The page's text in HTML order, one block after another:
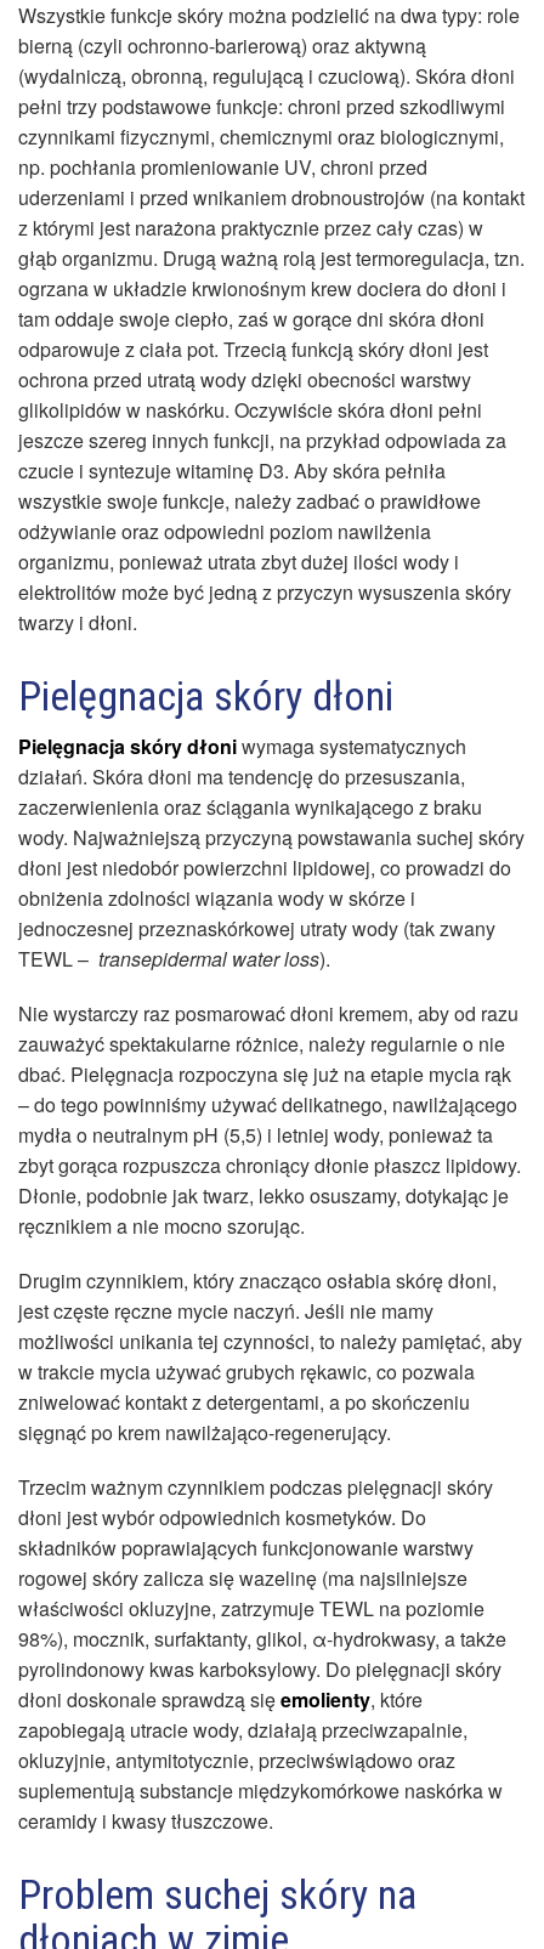
Wszystkie funkcje skóry można podzielić na dwa typy: role
bierną (czyli ochronno-barierową) oraz aktywną
(wydalniczą, obronną, regulującą i czuciową). Skóra dłoni
pełni trzy podstawowe funkcje: chroni przed szkodliwymi
czynnikami fizycznymi, chemicznymi oraz biologicznymi,
np. pochłania promieniowanie UV, chroni przed
uderzeniami i przed wnikaniem drobnoustrojów (na kontakt
z którymi jest narażona praktycznie przez cały czas) w
głąb organizmu. Drugą ważną rolą jest termoregulacja, tzn.
ogrzana w układzie krwionośnym krew dociera do dłoni i
tam oddaje swoje ciepło, zaś w gorące dni skóra dłoni
odparowuje z ciała pot. Trzecią funkcją skóry dłoni jest
ochrona przed utratą wody dzięki obecności warstwy
glikolipidów w naskórku. Oczywiście skóra dłoni pełni
jeszcze szereg innych funkcji, na przykład odpowiada za
czucie i syntezuje witaminę D3. Aby skóra pełniła
wszystkie swoje funkcje, należy zadbać o prawidłowe
odżywianie oraz odpowiedni poziom nawilżenia
organizmu, ponieważ utrata zbyt dużej ilości wody i
elektrolitów może być jedną z przyczyn wysuszenia skóry
twarzy i dłoni.
Pielęgnacja skóry dłoni
Pielęgnacja skóry dłoniwymaga systematycznych
działań. Skóra dłoni ma tendencję do przesuszania,
zaczerwienienia oraz ściągania wynikającego z braku
wody. Najważniejszą przyczyną powstawania suchej skóry
dłoni jest niedobór powierzchni lipidowej, co prowadzi do
obniżenia zdolności wiązania wody w skórze i
jednoczesnej przeznaskórkowej utraty wody (tak zwany
TEWL – transepidermal water loss).
Nie wystarczy raz posmarować dłoni kremem, aby od razu
zauważyć spektakularne różnice, należy regularnie o nie
dbać. Pielęgnacja rozpoczyna się już na etapie mycia rąk
– do tego powinniśmy używać delikatnego, nawilżającego
mydła o neutralnym pH (5,5) i letniej wody, ponieważ ta
zbyt gorąca rozpuszcza chroniący dłonie płaszcz lipidowy.
Dłonie, podobnie jak twarz, lekko osuszamy, dotykając je
ręcznikiem a nie mocno szorując.
Drugim czynnikiem, który znacząco osłabia skórę dłoni,
jest częste ręczne mycie naczyń. Jeśli nie mamy
możliwości unikania tej czynności, to należy pamiętać, aby
w trakcie mycia używać grubych rękawic, co pozwala
zniwelować kontakt z detergentami, a po skończeniu
sięgnąć po krem nawilżająco-regenerujący.
Trzecim ważnym czynnikiem podczas pielęgnacji skóry
dłoni jest wybór odpowiednich kosmetyków. Do
składników poprawiających funkcjonowanie warstwy
rogowej skóry zalicza się wazelinę (ma najsilniejsze
właściwości okluzyjne, zatrzymuje TEWL na poziomie
98%), mocznik, surfaktanty, glikol, α-hydrokwasy, a także
pyrolindonowy kwas karboksylowy. Do pielęgnacji skóry
dłoni doskonale sprawdzą sięemolienty, które
zapobiegają utracie wody, działają przeciwzapalnie,
okluzyjnie, antymitotycznie, przeciwświądowo oraz
suplementują substancje międzykomórkowe naskórka w
ceramidy i kwasy tłuszczowe.
Problem suchej skóry na